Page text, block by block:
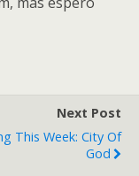
Next Post
This Week: City Of
God